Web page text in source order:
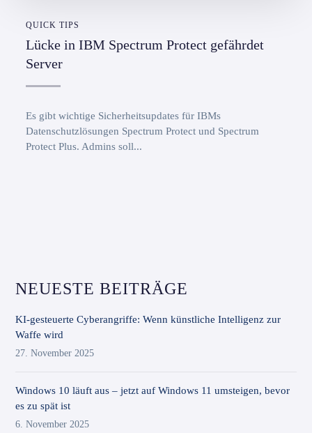
QUICK TIPS
Lücke in IBM Spectrum Protect gefährdet
Server
Es gibt wichtige Sicherheitsupdates für IBMs
Datenschutzlösungen Spectrum Protect und Spectrum
Protect Plus. Admins soll...
NEUESTE BEITRÄGE
KI-gesteuerte Cyberangriffe: Wenn künstliche Intelligenz zur
Waffe wird
27. November 2025
Windows 10 läuft aus – jetzt auf Windows 11 umsteigen, bevor
es zu spät ist
6. November 2025